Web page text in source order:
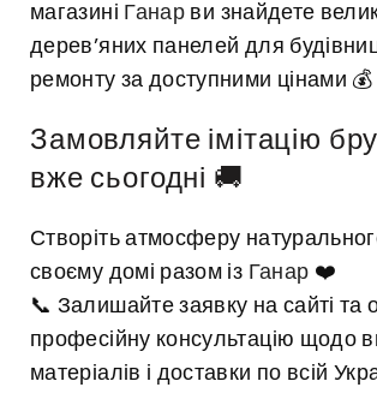
магазині Ганар ви знайдете
дерев’яних панелей для
ремонту за доступними цінами 💰
Замовляйте імітацію
вже сьогодні 🚚
Створіть атмосферу
своєму домі разом із Ганар ❤️
📞 Залишайте заявку на сайті та
професійну консультацію щодо
матеріалів і доставки по всій